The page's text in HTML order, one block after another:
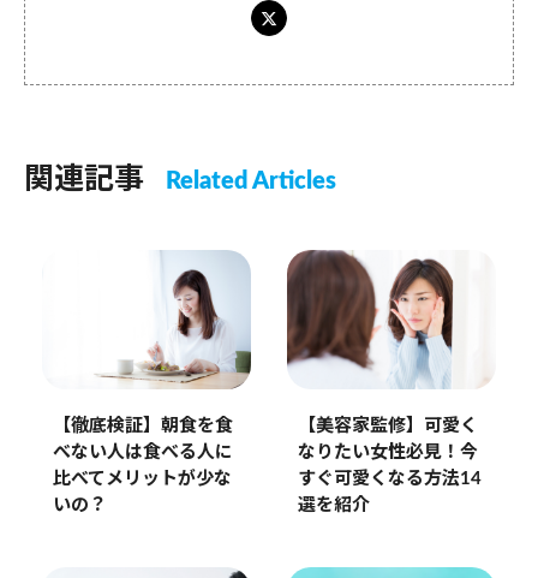
関連記事 Related Articles
【徹底検証】朝食を食
べない人は食べる人に
比べてメリットが少な
いの？
【美容家監修】可愛く
なりたい女性必見！今
すぐ可愛くなる方法14
選を紹介